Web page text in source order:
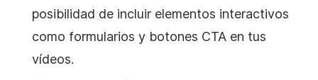
posibilidad de incluir elementos interactivos
como formularios y botones CTA en tus
vídeos.